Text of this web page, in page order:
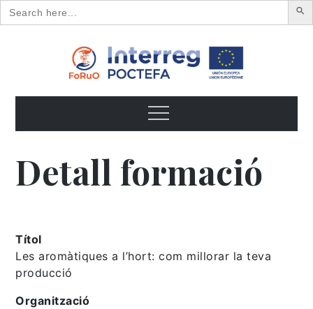
Search
for:
FoRuO
frutos
Menu
Detall formació
Títol
Les aromàtiques a l’hort: com millorar la teva
producció
Organització